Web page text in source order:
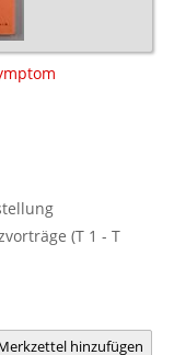
(T 1 - T
hinzufügen